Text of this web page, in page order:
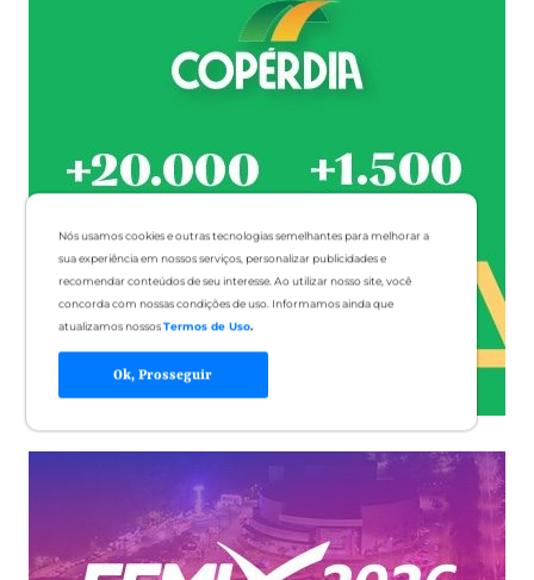
Nós usamos cookies e outras tecnologias semelhantes para melhorar a
sua experiência em nossos serviços, personalizar publicidades e
recomendar conteúdos de seu interesse. Ao utilizar nosso site, você
concorda com nossas condições de uso. Informamos ainda que
atualizamos nossosTermos de Uso.
Ok, Prosseguir